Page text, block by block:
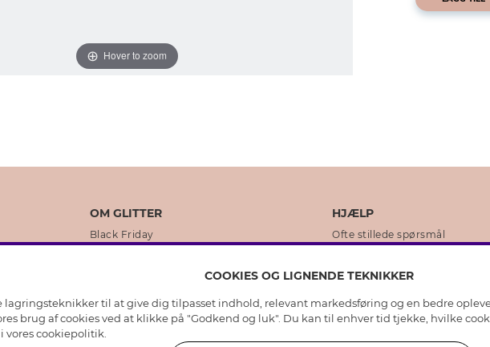
Hover to zoom
OM GLITTER
Black Friday
Virksomhedens historie
HJÆLP
Ofte stillede spørsmål
Plejeråd ægte sølv
Plejeråd skindhandsker
COOKIES OG LIGNENDE TEKNIKKER
til at give dig tilpasset indhold, relevant markedsføring og en bedre
brug af cookies ved at klikke på "Godkend og luk". Du kan til enhver tid tjekke, hvilke
vorescookiepolitik